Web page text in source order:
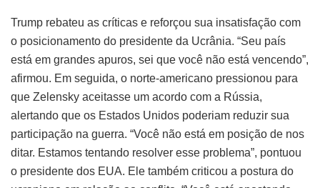
Trump rebateu as críticas e reforçou sua insatisfação com
o posicionamento do presidente da Ucrânia. “Seu país
está em grandes apuros, sei que você não está vencendo”,
afirmou. Em seguida, o norte-americano pressionou para
que Zelensky aceitasse um acordo com a Rússia,
alertando que os Estados Unidos poderiam reduzir sua
participação na guerra. “Você não está em posição de nos
ditar. Estamos tentando resolver esse problema”, pontuou
o presidente dos EUA. Ele também criticou a postura do